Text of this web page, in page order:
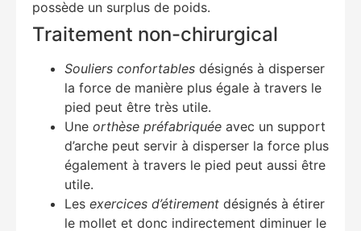
possède un surplus de poids.
Traitement non-chirurgical
Souliers confortables désignés à disperser
la force de manière plus égale à travers le
pied peut être très utile.
Une orthèse préfabriquée avec un support
d’arche peut servir à disperser la force plus
également à travers le pied peut aussi être
utile.
Les exercices d’étirement désignés à étirer
le mollet et donc indirectement diminuer le